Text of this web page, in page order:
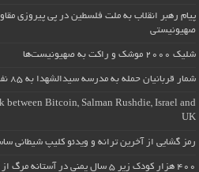
پیام رهبر انقلاب به ملت فلسطین در پی پیروزی
صهیونیستی
شلیک ۲۰۰۰ موشک و راکت به صهیونیست‌ها
شمار قربانیان حمله به مدرسه سیدالشهدا به ۸۵ نفر رسید
between Bitcoin, Salman Rushdie, Israel and
UK
رمز گشایی از آخرین ترانه و ویدئو کلیپ شیطانی
۴۰۰ هزار کودک زیر ۵ سال یمنی در آستانه مرگ از گرسنگی